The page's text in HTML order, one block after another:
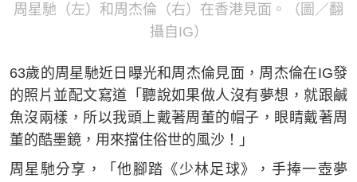
周星馳（左）和周杰倫（右）在香港見面。（圖／翻
攝自IG）
63歲的周星馳近日曝光和周杰倫見面，周杰倫在IG發
的照片並配文寫道「聽說如果做人沒有夢想，就跟鹹
魚沒兩樣，所以我頭上戴著周董的帽子，眼睛戴著周
董的酷墨鏡，用來擋住俗世的風沙！」
周星馳分享，「他腳踏《少林足球》，手捧一壺夢